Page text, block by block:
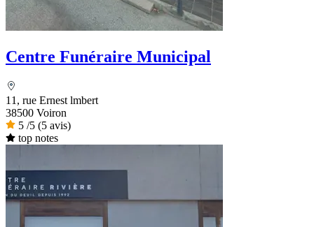
Centre Funéraire Municipal
11, rue Ernest lmbert
38500 Voiron
5 /5 (5 avis)
top notes